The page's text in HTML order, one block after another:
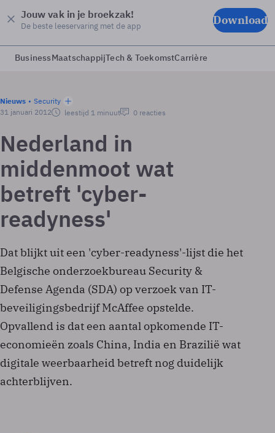
Jouw vak in je broekzak!
De beste leeservaring met de app Download
BusinessMaatschappijTech & ToekomstCarrière
Nieuws
Security
31 januari 2012
leestijd 1 minuut 0 reacties
Nederland in
middenmoot wat
betreft 'cyber-
readyness'
Dat blijkt uit een 'cyber-readyness'-lijst die het
Belgische onderzoekbureau Security &
Defense Agenda (SDA) op verzoek van IT-
beveiligingsbedrijf McAffee opstelde.
Opvallend is dat een aantal opkomende IT-
economieën zoals China, India en Brazilië wat
digitale weerbaarheid betreft nog duidelijk
achterblijven.